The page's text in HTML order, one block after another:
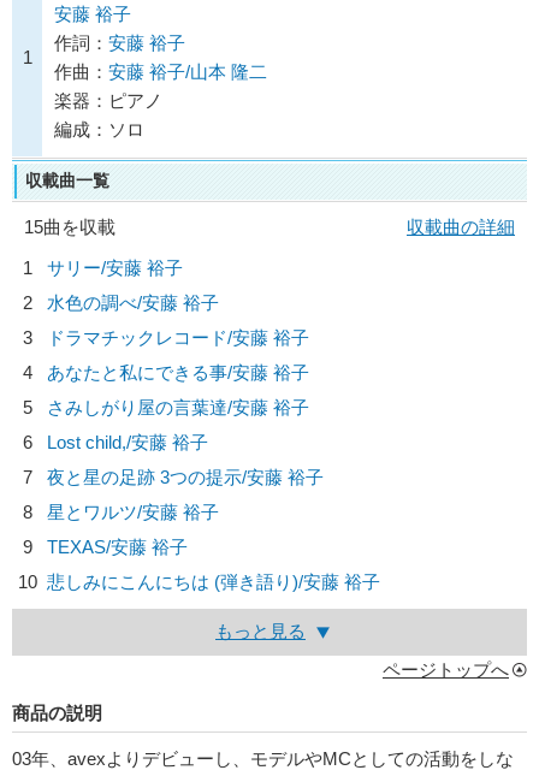
1
安藤 裕子
作詞： 安藤 裕子
作曲： 安藤 裕子/山本 隆二
楽器：ピアノ
編成：ソロ
収載曲一覧
15曲を収載
収載曲の詳細
1
サリー/安藤 裕子
2
水色の調べ/安藤 裕子
3
ドラマチックレコード/安藤 裕子
4
あなたと私にできる事/安藤 裕子
5
さみしがり屋の言葉達/安藤 裕子
6
Lost child,/安藤 裕子
7
夜と星の足跡 3つの提示/安藤 裕子
8
星とワルツ/安藤 裕子
9
TEXAS/安藤 裕子
10 悲しみにこんにちは (弾き語り)/安藤 裕子
もっと見る
ページトップへ
商品の説明
03年、avexよりデビューし、モデルやMCとしての活動をしな